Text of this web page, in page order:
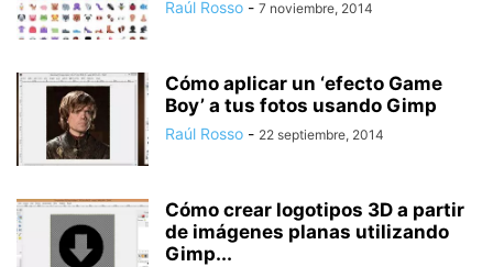
Raúl Rosso - 7 noviembre, 2014
Cómo aplicar un ‘efecto Game
Boy’ a tus fotos usando Gimp
Raúl Rosso - 22 septiembre, 2014
Cómo crear logotipos 3D a partir
de imágenes planas utilizando
Gimp...